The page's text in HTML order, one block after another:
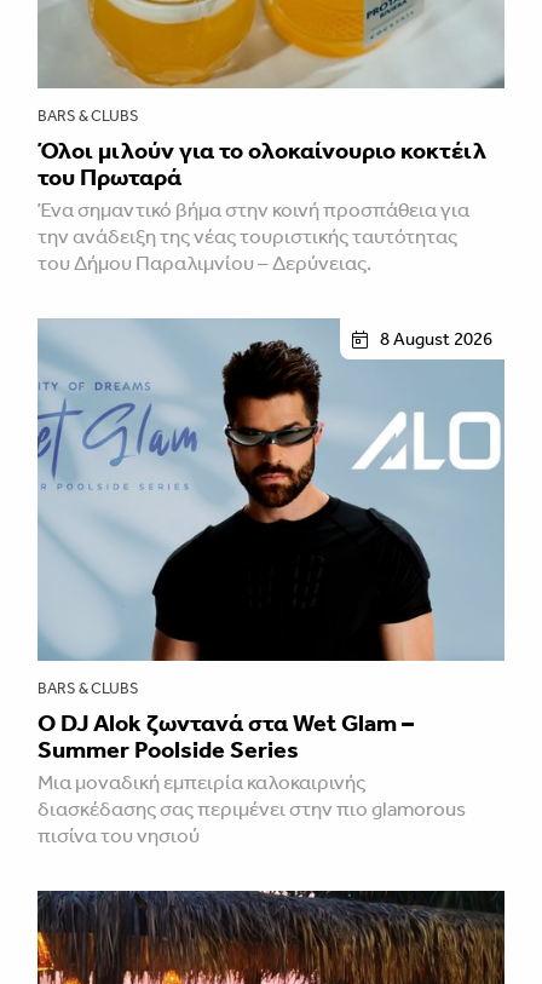
BARS & CLUBS
Όλοι μιλούν για το ολοκαίνουριο κοκτέιλ
του Πρωταρά
Ένα σημαντικό βήμα στην κοινή προσπάθεια για
την ανάδειξη της νέας τουριστικής ταυτότητας
του Δήμου Παραλιμνίου – Δερύνειας.
8 August 2026
BARS & CLUBS
Ο DJ Alok ζωντανά στα Wet Glam –
Summer Poolside Series
Μια μοναδική εμπειρία καλοκαιρινής
διασκέδασης σας περιμένει στην πιο glamorous
πισίνα του νησιού